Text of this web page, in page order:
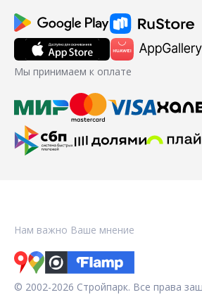
Мы принимаем к оплате
Нам важно Ваше мнение
© 2002-2026 Стройпарк. Все права